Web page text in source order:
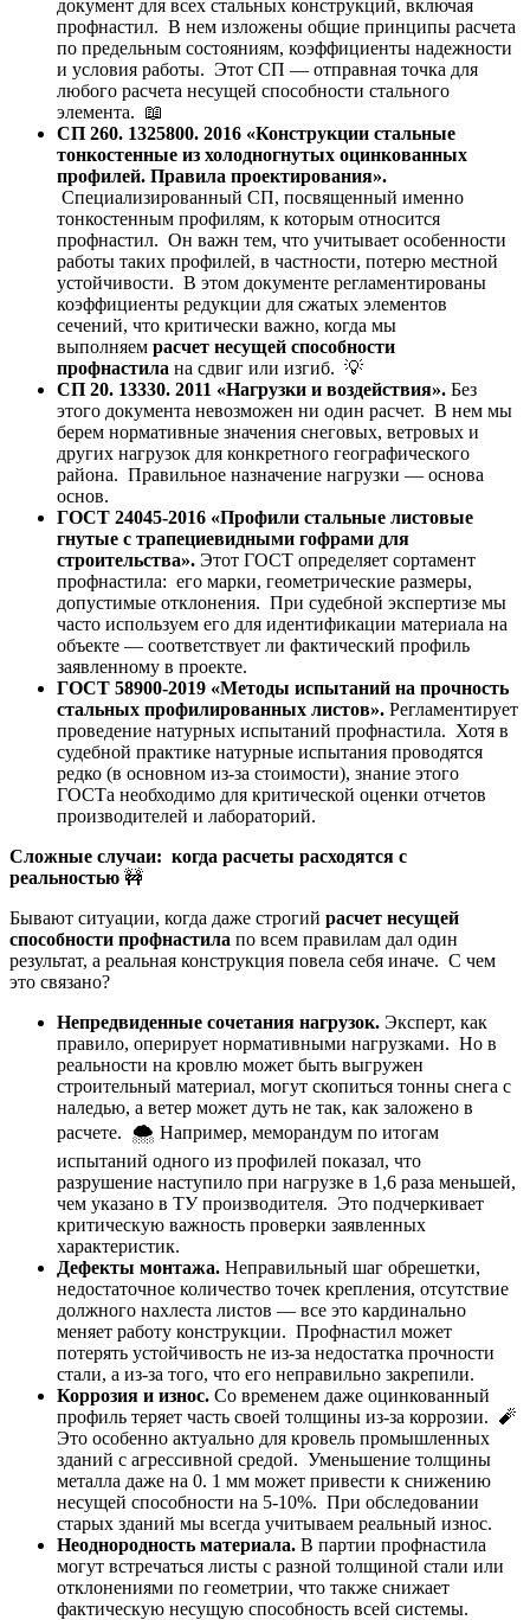
документ для всех стальных конструкций, включая
профнастил. В нем изложены общие принципы расчета
по предельным состояниям, коэффициенты надежности
и условия работы. Этот СП — отправная точка для
любого расчета несущей способности стального
элемента. 📖
СП 260. 1325800. 2016 «Конструкции стальные
тонкостенные из холодногнутых оцинкованных
профилей. Правила проектирования».
Специализированный СП, посвященный именно
тонкостенным профилям, к которым относится
профнастил. Он важн тем, что учитывает особенности
работы таких профилей, в частности, потерю местной
устойчивости. В этом документе регламентированы
коэффициенты редукции для сжатых элементов
сечений, что критически важно, когда мы
выполняем расчет несущей способности
профнастила на сдвиг или изгиб. 💡
СП 20. 13330. 2011 «Нагрузки и воздействия». Без
этого документа невозможен ни один расчет. В нем мы
берем нормативные значения снеговых, ветровых и
других нагрузок для конкретного географического
района. Правильное назначение нагрузки — основа
основ.
ГОСТ 24045-2016 «Профили стальные листовые
гнутые с трапециевидными гофрами для
строительства». Этот ГОСТ определяет сортамент
профнастила: его марки, геометрические размеры,
допустимые отклонения. При судебной экспертизе мы
часто используем его для идентификации материала на
объекте — соответствует ли фактический профиль
заявленному в проекте.
ГОСТ 58900-2019 «Методы испытаний на прочность
стальных профилированных листов». Регламентирует
проведение натурных испытаний профнастила. Хотя в
судебной практике натурные испытания проводятся
редко (в основном из-за стоимости), знание этого
ГОСТа необходимо для критической оценки отчетов
производителей и лабораторий.
Сложные случаи: когда расчеты расходятся с
реальностью 🚧
Бывают ситуации, когда даже строгий расчет несущей
способности профнастила по всем правилам дал один
результат, а реальная конструкция повела себя иначе. С чем
это связано?
Непредвиденные сочетания нагрузок. Эксперт, как
правило, оперирует нормативными нагрузками. Но в
реальности на кровлю может быть выгружен
строительный материал, могут скопиться тонны снега с
наледью, а ветер может дуть не так, как заложено в
расчете. 🌨️ Например, меморандум по итогам
испытаний одного из профилей показал, что
разрушение наступило при нагрузке в 1,6 раза меньшей,
чем указано в ТУ производителя. Это подчеркивает
критическую важность проверки заявленных
характеристик.
Дефекты монтажа. Неправильный шаг обрешетки,
недостаточное количество точек крепления, отсутствие
должного нахлеста листов — все это кардинально
меняет работу конструкции. Профнастил может
потерять устойчивость не из-за недостатка прочности
стали, а из-за того, что его неправильно закрепили.
Коррозия и износ. Со временем даже оцинкованный
профиль теряет часть своей толщины из-за коррозии. 🧨
Это особенно актуально для кровель промышленных
зданий с агрессивной средой. Уменьшение толщины
металла даже на 0. 1 мм может привести к снижению
несущей способности на 5-10%. При обследовании
старых зданий мы всегда учитываем реальный износ.
Неоднородность материала. В партии профнастила
могут встречаться листы с разной толщиной стали или
отклонениями по геометрии, что также снижает
фактическую несущую способность всей системы.